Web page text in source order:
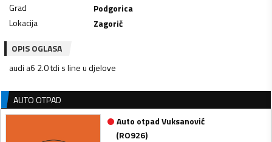
Grad
Podgorica
Lokacija
Zagorič
OPIS OGLASA
audi a6 2.0 tdi s line u djelove
AUTO OTPAD
Auto otpad Vuksanović
(RO926)